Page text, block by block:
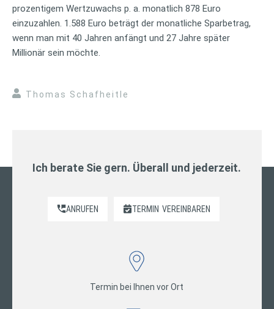
prozentigem Wertzuwachs p. a. monatlich 878 Euro
einzuzahlen. 1.588 Euro beträgt der monatliche Sparbetrag,
wenn man mit 40 Jahren anfängt und 27 Jahre später
Millionär sein möchte.
Thomas Schafheitle
Ich berate Sie gern. Überall und jederzeit.
ANRUFEN TERMIN VEREINBAREN
Termin bei Ihnen vor Ort